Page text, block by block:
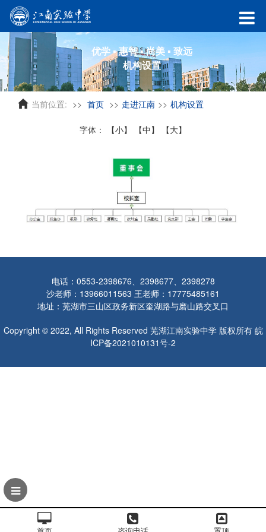
优学 ▪ 惠智 ▪ 尚美 ▪ 致远
机构设置
当前位置: 首页 走进江南 机构设置
字体： 【小】 【中】 【大】
电话：0553-2398676、2398677、2398278
沙老师：13966011563 王老师：17775485161
地址：芜湖市三山区政务新区奎湖路与磨山路交叉口
Copyright © 2022, All Rights Reserved 芜湖江南实验中学 版权所有 皖
ICP备2021010131号-2